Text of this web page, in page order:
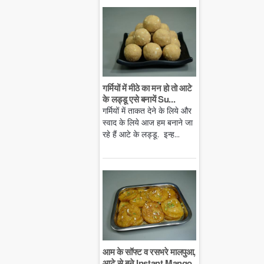
गर्मियों में मीठे का मन हो तो आटे
के लड्डू एसे बनायें Su...
गर्मियों में ताकत देने के लिये और
स्वाद के लिये आज हम बनाने जा
रहे हैं आटे के लड्डू. इन्ह...
आम के सॉफ्ट व रसभरे मालपुआ,